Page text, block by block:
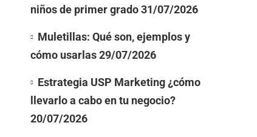
niños de primer grado 31/07/2026
Muletillas: Qué son, ejemplos y
cómo usarlas 29/07/2026
Estrategia USP Marketing ¿cómo
llevarlo a cabo en tu negocio?
20/07/2026